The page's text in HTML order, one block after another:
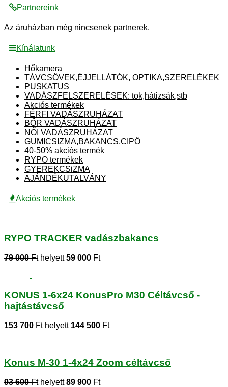
Partnereink
Az áruházban még nincsenek partnerek.
Kínálatunk
Hőkamera
TÁVCSÖVEK,ÉJJELLÁTÓK, OPTIKA,SZERELÉKEK
PUSKATUS
VADÁSZFELSZERELÉSEK: tok,hátizsák,stb
Akciós termékek
FÉRFI VADÁSZRUHÁZAT
BŐR VADÁSZRUHÁZAT
NŐI VADÁSZRUHÁZAT
GUMICSIZMA,BAKANCS,CIPŐ
40-50% akciós termék
RYPO termékek
GYEREKCSiZMA
AJÁNDÉKUTALVÁNY
Akciós termékek
RYPO TRACKER vadászbakancs
79 000 Fthelyett59 000 Ft
KONUS 1-6x24 KonusPro M30 Céltávcső -
hajtástávcső
153 700 Fthelyett 144 500 Ft
Konus M-30 1-4x24 Zoom céltávcső
93 600 Fthelyett89 900 Ft